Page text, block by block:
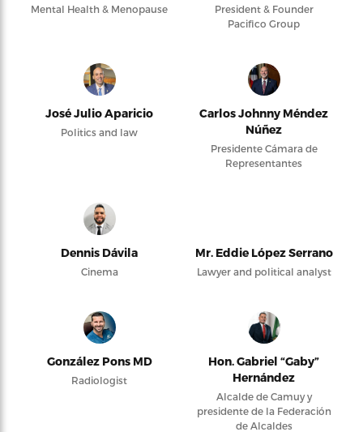
Mental Health & Menopause
President & Founder
Pacifico Group
José Julio Aparicio
Politics and law
Carlos Johnny Méndez
Núñez
Presidente Cámara de
Representantes
Dennis Dávila
Cinema
Mr. Eddie López Serrano
Lawyer and political analyst
González Pons MD
Radiologist
Hon. Gabriel “Gaby”
Hernández
Alcalde de Camuy y
presidente de la Federación
de Alcaldes